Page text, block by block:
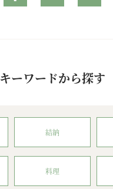
キーワードから探す
結納
料理